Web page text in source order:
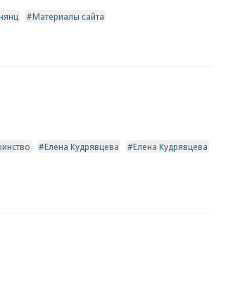
Материалы сайта
Елена Кудрявцева
Елена Кудрявцева